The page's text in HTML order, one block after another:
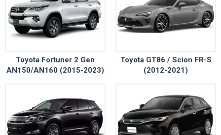
Toyota Fortuner 2 Gen
AN150/AN160 (2015-2023)
Toyota GT86 / Scion FR-S
(2012-2021)